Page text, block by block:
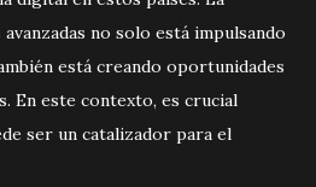
no solo está impulsando
está creando oportunidades
En este contexto, es crucial
ser un catalizador para el